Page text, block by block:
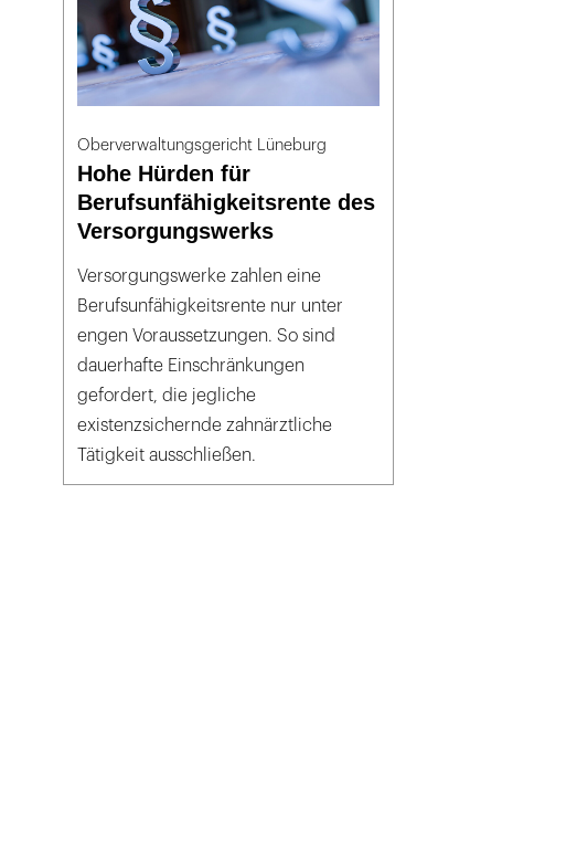
Oberverwaltungsgericht Lüneburg
Hohe Hürden für
Berufsunfähigkeitsrente des
Versorgungswerks
Versorgungswerke zahlen eine
Berufsunfähigkeitsrente nur unter
engen Voraussetzungen. So sind
dauerhafte Einschränkungen
gefordert, die jegliche
existenzsichernde zahnärztliche
Tätigkeit ausschließen.